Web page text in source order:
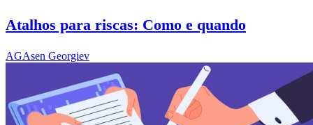
Atalhos para riscas: Como e quando
AGAsen Georgiev